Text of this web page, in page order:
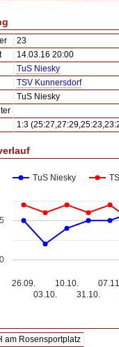
23
14.03.16 20:00
TuS Niesky
TSV Kunnersdorf
TuS Niesky
1:3
TuS Niesky
26.09.
03.10.
10.10.
31.10.
5
am Rosensportplatz